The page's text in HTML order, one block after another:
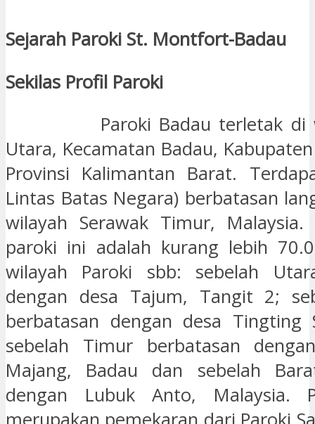
Sejarah Paroki St. Montfort-Badau
Sekilas Profil Paroki
Paroki Badau terletak di
Utara, Kecamatan Badau,
Provinsi Kalimantan Barat.
Lintas Batas Negara) berbatasan
wilayah Serawak Timur, Malaysia.
paroki ini adalah kurang lebih
wilayah Paroki sbb: sebelah
dengan desa Tajum, Tangit 2;
berbatasan dengan desa Tingting
sebelah Timur berbatasan
Majang, Badau dan sebelah
dengan Lubuk Anto, Malaysia.